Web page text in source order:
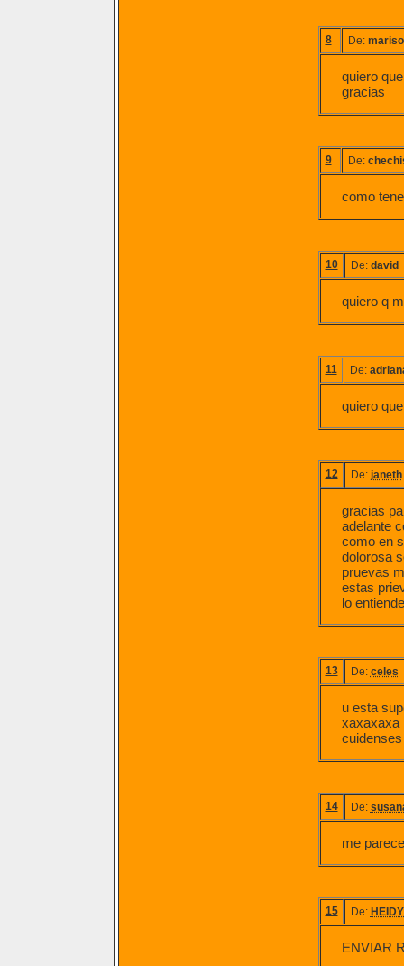
8 De:
quiero
gracias
9 De:
como
10 De: david
quiero q
11 De:
quiero
12 De: janeth
gracias
adelante
como en
dolorosa
pruevas
estas
lo
13 De: celes
u esta
xaxaxaxa
14 De:
me
15 De:
ENVIAR